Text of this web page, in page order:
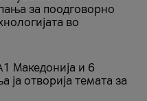
за поодговорно
во
Македонија и 6
ја отворија темата за